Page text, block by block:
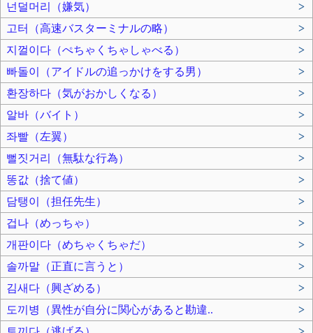
넌덜머리（嫌気）
>
고터（高速バスターミナルの略）
>
지껄이다（ぺちゃくちゃしゃべる）
>
빠돌이（アイドルの追っかけをする男）
>
환장하다（気がおかしくなる）
>
알바（バイト）
>
좌빨（左翼）
>
뻘짓거리（無駄な行為）
>
똥값（捨て値）
>
담탱이（担任先生）
>
겁나（めっちゃ）
>
개판이다（めちゃくちゃだ）
>
솔까말（正直に言うと）
>
김새다（興ざめる）
>
도끼병（異性が自分に関心があると勘違..
>